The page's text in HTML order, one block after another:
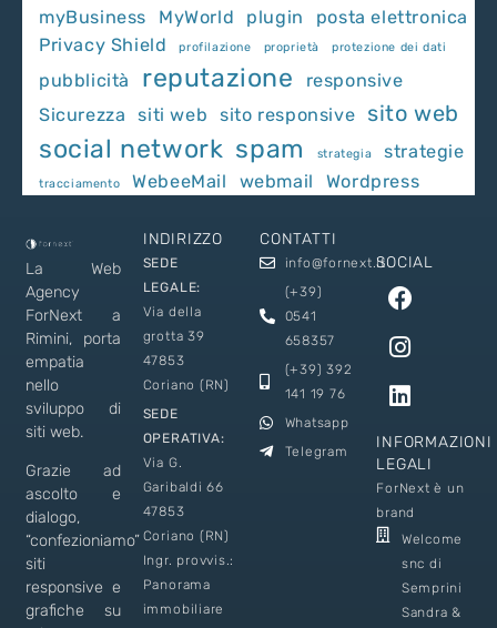
myBusiness MyWorld plugin
posta elettronica
Privacy Shield
profilazione proprietà protezione dei dati
pubblicità reputazione
responsive
Sicurezza
siti web sito responsive sito web
social network spam strategia strategie
tracciamento WebeeMail webmail Wordpress
La Web
Agency
ForNext a
Rimini, porta
empatia
nello
sviluppo di
siti web.
Grazie ad
ascolto e
dialogo,
“confezioniamo”
siti
responsive e
grafiche su
INDIRIZZO
SEDE
LEGALE:
Via della
grotta 39
47853
Coriano (RN)
SEDE
OPERATIVA:
Via G.
Garibaldi 66
47853
Coriano (RN)
Ingr. provvis.:
Panorama
immobiliare
CONTATTI
info@fornext.it
(+39)
0541
658357
(+39) 392
141 19 76
Whatsapp
Telegram
SOCIAL
INFORMAZIONI
LEGALI
ForNext è un
brand
Welcome
snc di
Semprini
Sandra &